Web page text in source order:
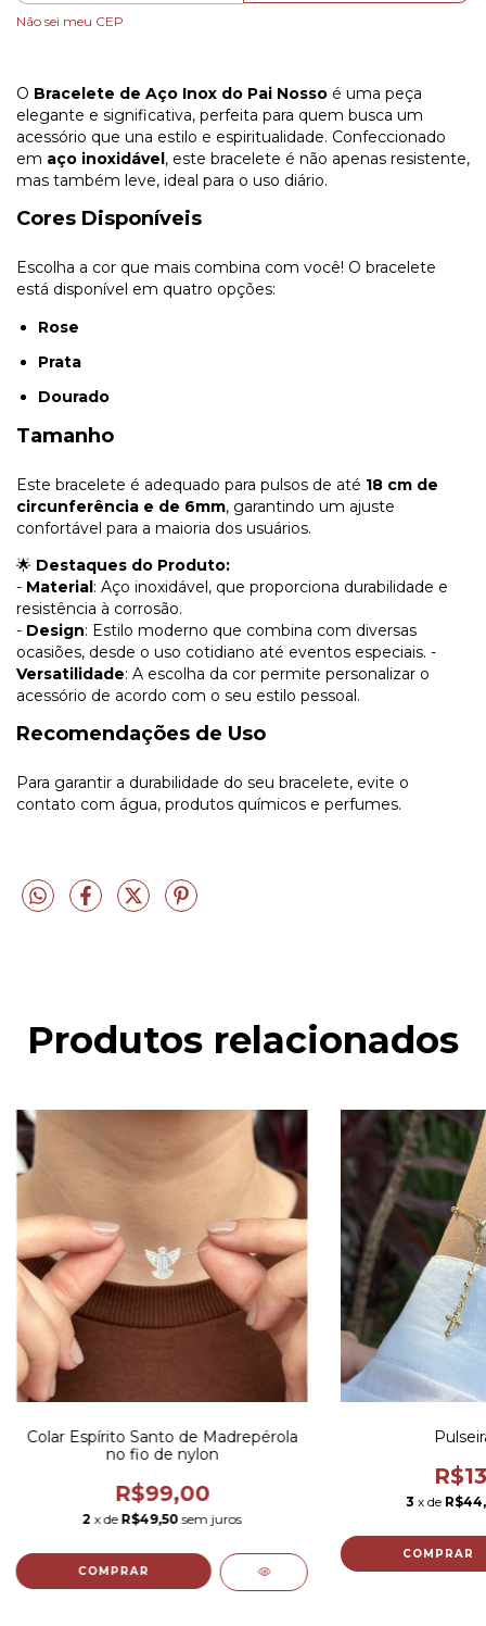
Não sei meu CEP
O Bracelete de Aço Inox do Pai Nosso é uma peça
elegante e significativa, perfeita para quem busca um
acessório que una estilo e espiritualidade. Confeccionado
em aço inoxidável, este bracelete é não apenas resistente,
mas também leve, ideal para o uso diário.
Cores Disponíveis
Escolha a cor que mais combina com você! O bracelete
está disponível em quatro opções:
Rose
Prata
Dourado
Tamanho
Este bracelete é adequado para pulsos de até 18 cm de
circunferência e de 6mm, garantindo um ajuste
confortável para a maioria dos usuários.
🌟 Destaques do Produto:
- Material: Aço inoxidável, que proporciona durabilidade e
resistência à corrosão.
- Design: Estilo moderno que combina com diversas
ocasiões, desde o uso cotidiano até eventos especiais. -
Versatilidade: A escolha da cor permite personalizar o
acessório de acordo com o seu estilo pessoal.
Recomendações de Uso
Para garantir a durabilidade do seu bracelete, evite o
contato com água, produtos químicos e perfumes.
Produtos relacionados
Colar Espírito Santo de Madrepérola
no fio de nylon
R$99,00
2 x de R$49,50 sem juros
COMPRAR
3 x de